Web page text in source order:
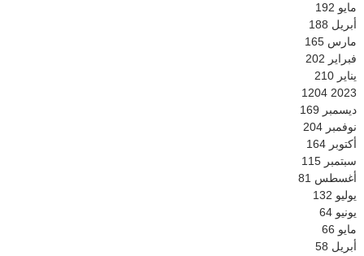
مايو 192
أبريل 188
مارس 165
فبراير 202
يناير 210
2023
1204
ديسمبر 169
نوفمبر 204
أكتوبر 164
سبتمبر 115
أغسطس 81
يوليو 132
يونيو 64
مايو 66
أبريل 58